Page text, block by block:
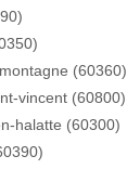
(60360)
vincent (60800)
halatte (60300)